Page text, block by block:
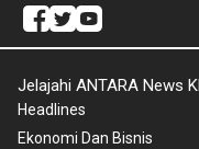
Jelajahi ANTARA News Kl
Headlines
Ekonomi Dan Bisnis